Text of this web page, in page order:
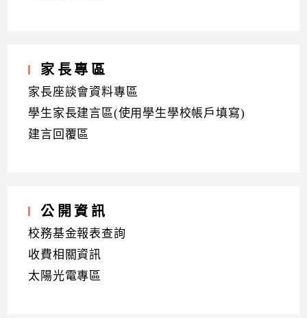
家長專區
家長座談會資料專區
學生家長建言區(使用學生學校帳戶填寫)
建言回覆區
公開資訊
校務基金報表查詢
收費相關資訊
太陽光電專區